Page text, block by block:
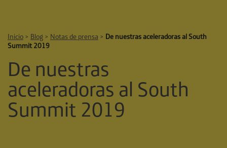
Inicio > Blog > Notas de prensa > De nuestras aceleradoras al South
Summit 2019
De nuestras
aceleradoras al South
Summit 2019